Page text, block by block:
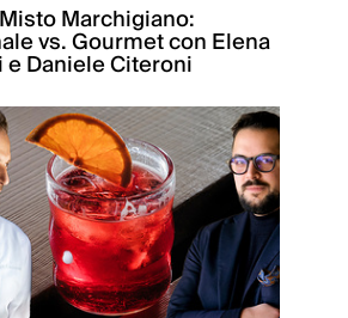
Marchigiano:
vs. Gourmet con Elena
e Daniele Citeroni